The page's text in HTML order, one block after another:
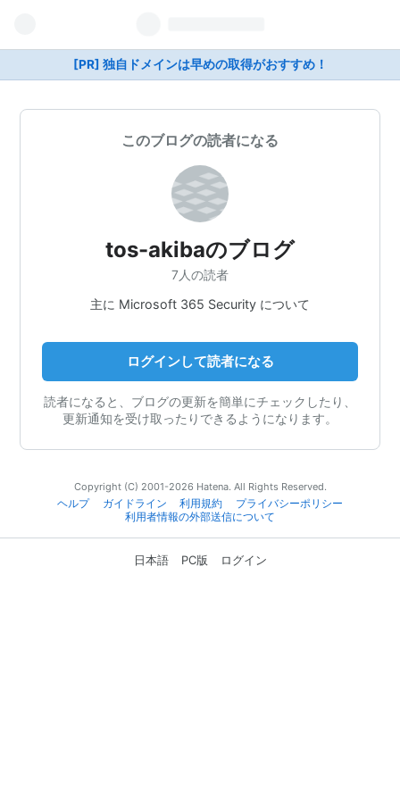
[PR] 独自ドメインは早めの取得がおすすめ！
このブログの読者になる
tos-akibaのブログ
7人の読者
主に Microsoft 365 Security について
ログインして読者になる
読者になると、ブログの更新を簡単にチェックしたり、
更新通知を受け取ったりできるようになります。
Copyright (C) 2001-2026 Hatena. All Rights Reserved.
ヘルプ
ガイドライン 利用規約
プライバシーポリシー
利用者情報の外部送信について
日本語 PC版 ログイン